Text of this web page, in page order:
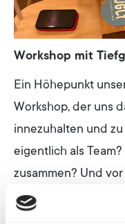
Workshop mit
Ein Höhepunkt
Workshop, der uns
innezuhalten und
eigentlich als
zusammen? Und
zusammenarbeiten?